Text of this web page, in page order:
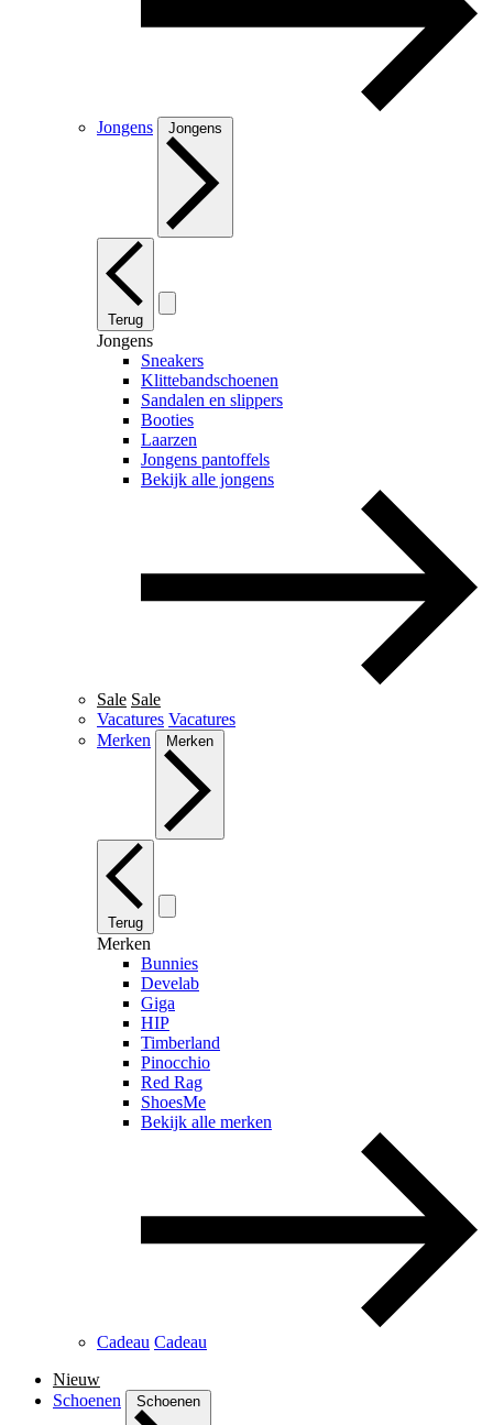
Jongens Jongens
Terug
Jongens
Sneakers
Klittebandschoenen
Sandalen en slippers
Booties
Laarzen
Jongens pantoffels
Bekijk alle jongens
Sale Sale
Vacatures Vacatures
Merken
Merken
Terug
Merken
Bunnies
Develab
Giga
HIP
Timberland
Pinocchio
Red Rag
ShoesMe
Bekijk alle merken
Cadeau Cadeau
Nieuw
Schoenen
Schoenen